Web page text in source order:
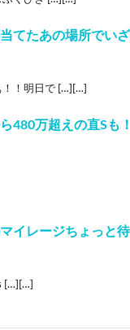
てたあの場所でい
！！明日で […][…]
480万超えの直S
イレージちょっと
[…][…]